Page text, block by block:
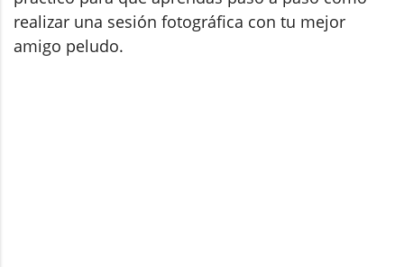
realizar una sesión fotográfica con tu mejor
amigo peludo.